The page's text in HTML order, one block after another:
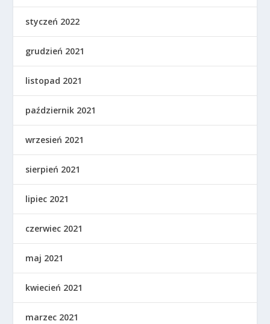
styczeń 2022
grudzień 2021
listopad 2021
październik 2021
wrzesień 2021
sierpień 2021
lipiec 2021
czerwiec 2021
maj 2021
kwiecień 2021
marzec 2021